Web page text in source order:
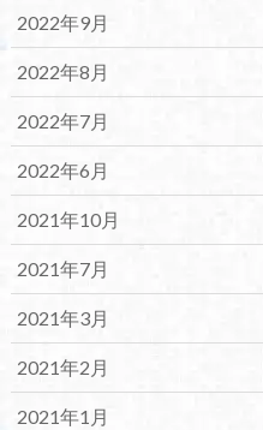
2022年9月
2022年8月
2022年7月
2022年6月
2021年10月
2021年7月
2021年3月
2021年2月
2021年1月